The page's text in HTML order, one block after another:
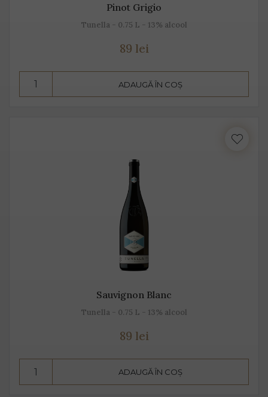
Pinot Grigio
Tunella - 0.75 L - 13% alcool
89 lei
ADAUGĂ ÎN COȘ
Sauvignon Blanc
Tunella - 0.75 L - 13% alcool
89 lei
ADAUGĂ ÎN COȘ